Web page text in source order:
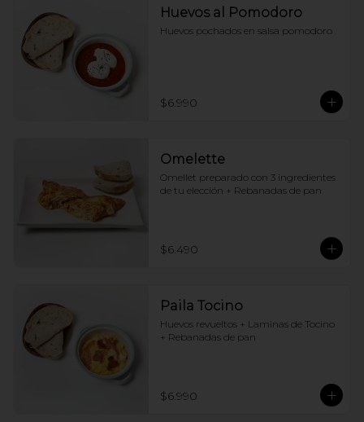
Huevos al Pomodoro
Huevos pochados en salsa pomodoro
$6.990
Omelette
Omellet preparado con 3 ingredientes
de tu elección + Rebanadas de pan
$6.490
Paila Tocino
Huevos revueltos + Laminas de Tocino
+ Rebanadas de pan
$6.990